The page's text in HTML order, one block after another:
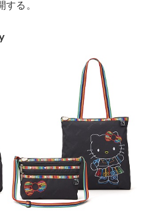
する。